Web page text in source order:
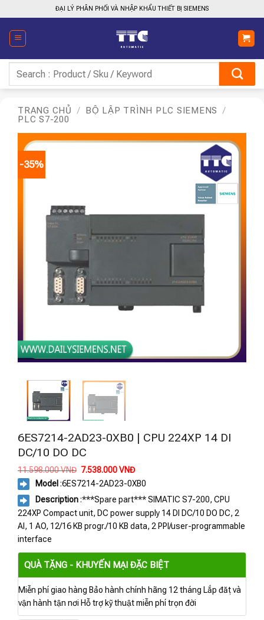
qua
nội
dung
ĐẠI LÝ PHÂN PHỐI VÀ NHẬP KHẨU THIẾT BỊ SIEMENS
kiếm:
TRANG CHỦ / BỘ LẬP TRÌNH PLC SIEMENS
/
PLC S7-200
-35%
6ES7214-2AD23-0XB0 | CPU 224XP 14 DI
DC/10 DO DC
11.598.000VNĐ Giá
là:
11.598.000 VNĐ.
7.538.000VNĐGiá
tại
là:
7.538.000 VNĐ.
Model :6ES7214-2AD23-0XB0
Description:***Spare part*** SIMATIC S7-200, CPU
224XP Compact unit, DC power supply 14 DI DC/10 DO DC, 2
AI, 1 AO, 12/16 KB progr./10 KB data, 2 PPI/user-programmable
interface
QUÀ TẶNG - KHUYẾN MẠI ĐẶC BIỆT
Miễn phí giao hàng Bảo hành chính hãng 12 tháng Lắp đặt và
vận hành tận nơi Hỗ trợ kỹ thuật miễn phí trọn đời